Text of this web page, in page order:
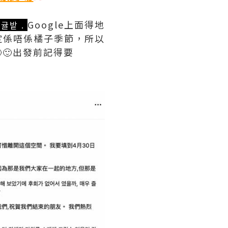
밭 . Google上面得地
唔係橘子季節，所以
出發前記得要